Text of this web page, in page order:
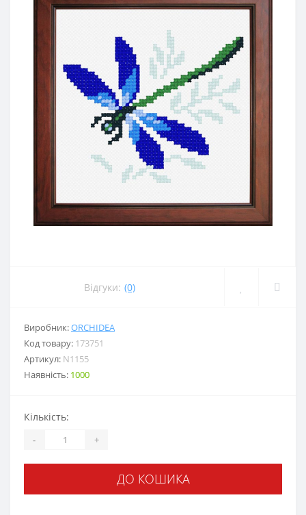
Відгуки: (0)
Виробник:ORCHIDEA
Код товару: 173751
Артикул: N1155
Наявність: 1000
Кількість:
- +
ДО КОШИКА